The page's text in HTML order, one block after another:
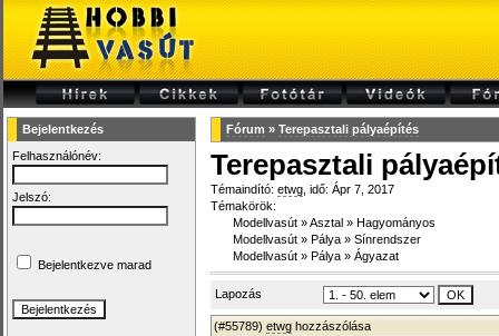
Bejelentkezés
Felhasználónév:
Jelszó:
Bejelentkezve marad
Fórum » Terepasztali pályaépítés
Terepasztali
Témaindító: etwg , idő: Ápr 7, 2017
Témakörök:
Modellvasút »Asztal » Hagyományos
Modellvasút » Pálya » Sínrendszer
Modellvasút » Pálya » Ágyazat
Lapozás
(#55789) etwg hozzászólása